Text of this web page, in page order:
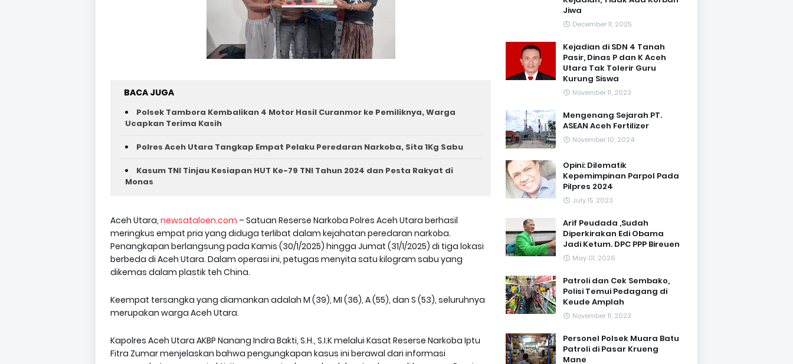
BACA JUGA
Polsek Tambora Kembalikan 4 Motor Hasil Curanmor ke Pemiliknya, Warga
Ucapkan Terima Kasih
Polres Aceh Utara Tangkap Empat Pelaku Peredaran Narkoba, Sita 1Kg Sabu
Kasum TNI Tinjau Kesiapan HUT Ke-79 TNI Tahun 2024 dan Pesta Rakyat di
Monas
Aceh Utara, newsataloen.com – Satuan Reserse Narkoba Polres Aceh Utara berhasil
meringkus empat pria yang diduga terlibat dalam kejahatan peredaran narkoba.
Penangkapan berlangsung pada Kamis (30/1/2025) hingga Jumat (31/1/2025) di tiga lokasi
berbeda di Aceh Utara. Dalam operasi ini, petugas menyita satu kilogram sabu yang
dikemas dalam plastik teh China.
Keempat tersangka yang diamankan adalah M (39), MI (36), A (55), dan S (53), seluruhnya
merupakan warga Aceh Utara.
Kapolres Aceh Utara AKBP Nanang Indra Bakti, S.H., S.I.K melalui Kasat Reserse Narkoba Iptu
Fitra Zumar menjelaskan bahwa pengungkapan kasus ini berawal dari informasi
Jiwa
December 11, 2025
Kejadian di SDN 4 Tanah
Pasir, Dinas P dan K Aceh
Utara Tak Tolerir Guru
Kurung Siswa
November 11, 2023
Mengenang Sejarah PT.
ASEAN Aceh Fertilizer
November 10, 2024
Opini: Dilematik
Kepemimpinan Parpol Pada
Pilpres 2024
July 15, 2023
Arif Peudada ,Sudah
Diperkirakan Edi Obama
Jadi Ketum. DPC PPP Bireuen
May 01, 2026
Patroli dan Cek Sembako,
Polisi Temui Pedagang di
Keude Amplah
November 11, 2023
Personel Polsek Muara Batu
Patroli di Pasar Krueng
Mane